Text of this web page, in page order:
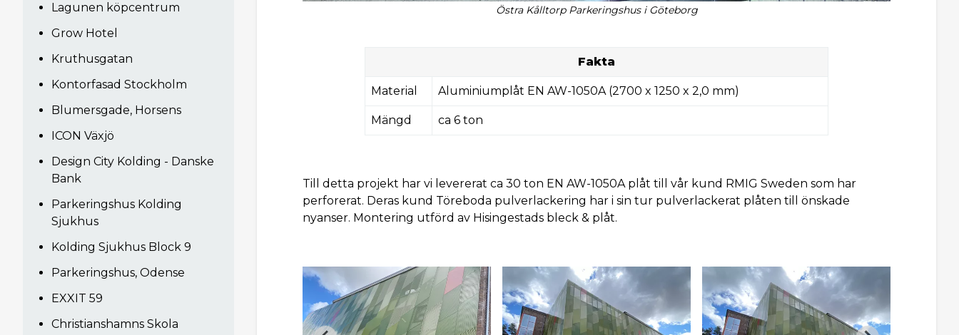
Lagunen köpcentrum
Grow Hotel
Kruthusgatan
Kontorfasad Stockholm
Blumersgade, Horsens
ICON Växjö
Design City Kolding - Danske
Bank
Parkeringshus Kolding
Sjukhus
Kolding Sjukhus Block 9
Parkeringshus, Odense
EXXIT 59
Christianshamns Skola
Östra Kålltorp Parkeringshus i Göteborg
Fakta
Material Aluminiumplåt EN AW-1050A (2700 x 1250 x 2,0 mm)
Mängd ca 6 ton
Till detta projekt har vi levererat ca 30 ton EN AW-1050A plåt till vår kund RMIG Sweden som har
perforerat. Deras kund Töreboda pulverlackering har i sin tur pulverlackerat plåten till önskade
nyanser. Montering utförd av Hisingestads bleck & plåt.